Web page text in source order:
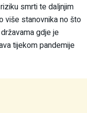
smrti te daljnjim
više stanovnika no što
gdje je
tijekom pandemije